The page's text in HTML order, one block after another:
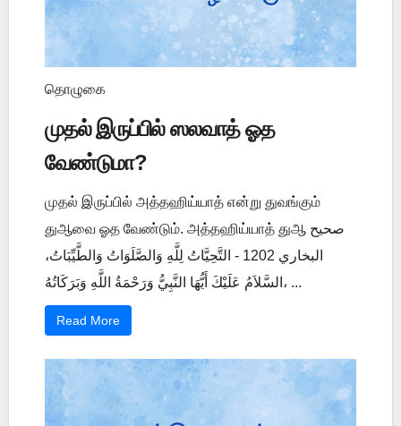
தொழுகை
முதல் இருப்பில் ஸலவாத் ஓத
வேண்டுமா?
முதல் இருப்பில் அத்தஹிய்யாத் என்று துவங்கும்
துஆவை ஓத வேண்டும். அத்தஹிய்யாத் துஆ صحيح
البخاري 1202 - التَّحِيَّاتُ لِلَّهِ وَالصَّلَوَاتُ وَالطَّيِّبَاتُ،
السَّلاَمُ عَلَيْكَ أَيُّهَا النَّبِيُّ وَرَحْمَةُ اللَّهِ وَبَرَكَاتُهُ، ...
Read More